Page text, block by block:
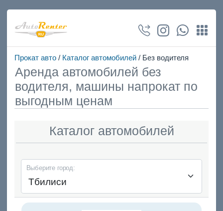
Прокат авто/ Каталог автомобилей/ Без водителя
Аренда автомобилей без
водителя, машины напрокат по
выгодным ценам
Каталог автомобилей
Выберите город: